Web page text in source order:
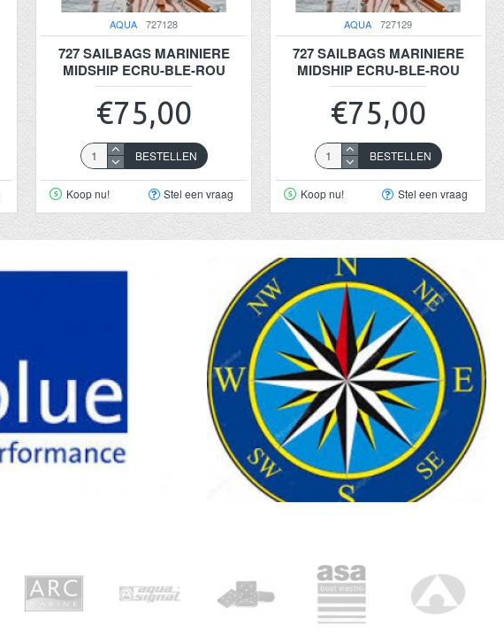
AQUA 727128
727 SAILBAGS MARINIERE
MIDSHIP ECRU-BLE-ROU
€75,00
BESTELLEN
Koop nu! Stel een vraag
AQUA 727129
727 SAILBAGS MARINIERE
MIDSHIP ECRU-BLE-ROU
€75,00
BESTELLEN
Koop nu! Stel een vraag